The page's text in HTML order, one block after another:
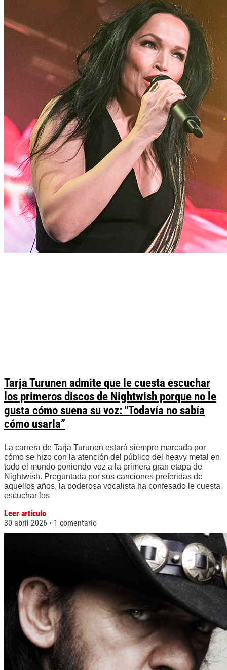
Tarja Turunen admite que le cuesta escuchar
los primeros discos de Nightwish porque no le
gusta cómo suena su voz: "Todavía no sabía
cómo usarla”
La carrera de Tarja Turunen estará siempre marcada por
cómo se hizo con la atención del público del heavy metal en
todo el mundo poniendo voz a la primera gran etapa de
Nightwish. Preguntada por sus canciones preferidas de
aquellos años, la poderosa vocalista ha confesado le cuesta
escuchar los
Leer artículo
30 abril 2026
1 comentario